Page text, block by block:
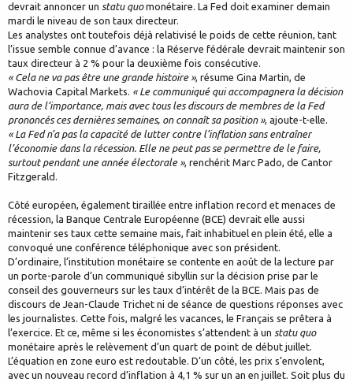
devrait annoncer un statu quomonétaire. La Fed doit examiner demain
mardi le niveau de son taux directeur.
Les analystes ont toutefois déjà relativisé le poids de cette réunion, tant
l’issue semble connue d’avance : la Réserve fédérale devrait maintenir son
taux directeur à 2 % pour la deuxième fois consécutive.
« Cela ne va pas être une grande histoire », résume Gina Martin, de
Wachovia Capital Markets. « Le communiqué qui accompagnera la décision
aura de l’importance, mais avec tous les discours de membres de la Fed
prononcés ces dernières semaines, on connaît sa position », ajoute-t-elle.
« La Fed n’a pas la capacité de lutter contre l’inflation sans entraîner
l’économie dans la récession. Elle ne peut pas se permettre de le faire,
surtout pendant une année électorale », renchérit Marc Pado, de Cantor
Fitzgerald.
Côté européen, également tiraillée entre inflation record et menaces de
récession, la Banque Centrale Européenne (BCE) devrait elle aussi
maintenir ses taux cette semaine mais, fait inhabituel en plein été, elle a
convoqué une conférence téléphonique avec son président.
D’ordinaire, l’institution monétaire se contente en août de la lecture par
un porte-parole d’un communiqué sibyllin sur la décision prise par le
conseil des gouverneurs sur les taux d’intérêt de la BCE. Mais pas de
discours de Jean-Claude Trichet ni de séance de questions réponses avec
les journalistes. Cette fois, malgré les vacances, le Français se prêtera à
l’exercice. Et ce, même si les économistes s’attendent à un statu quo
monétaire après le relèvement d’un quart de point de début juillet.
L’équation en zone euro est redoutable. D’un côté, les prix s’envolent,
avec un nouveau record d’inflation à 4,1 % sur un an en juillet. Soit plus du